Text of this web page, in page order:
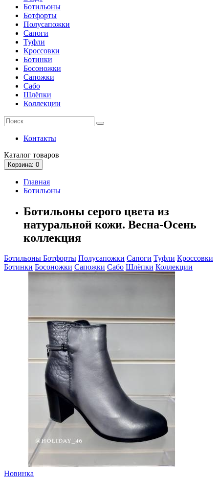
Ботильоны
Ботфорты
Полусапожки
Сапоги
Туфли
Кроссовки
Ботинки
Босоножки
Сапожки
Сабо
Шлёпки
Коллекции
Контакты
Каталог товаров
Корзина: 0
Главная
Ботильоны
Ботильоны серого цвета из
натуральной кожи. Весна-Осень
коллекция
Ботильоны Ботфорты Полусапожки Сапоги Туфли Кроссовки
Ботинки Босоножки Сапожки Сабо Шлёпки Коллекции
Новинка